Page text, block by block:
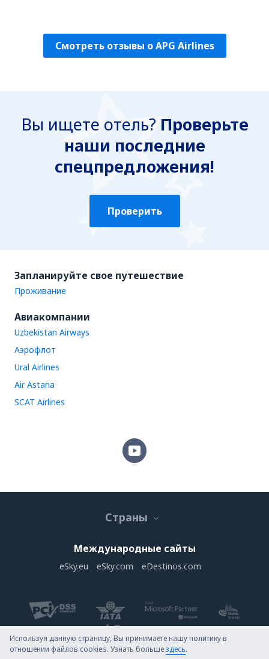
Смотреть отзывы о APG Airlines
Вы ищете отель? Проверьте
наши последние
спецпредложения!
Проверить
Запланируйте свое путешествие
Проживание
Авиакомпании
Uzbekistan Airways
Аэрофлот
Ural Airlines
Air Astana
SCAT Airlines
Страны
Международные сайты
eSky.eu eSky.com eDestinos.com
Используя данную страницу, Вы принимаете нашу политику в
отношении файлов cookies. Узнать большездесь.